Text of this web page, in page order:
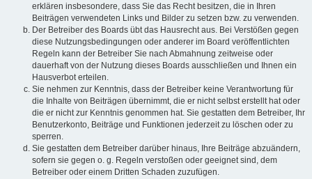
erklären insbesondere, dass Sie das Recht besitzen, die in Ihren
Beiträgen verwendeten Links und Bilder zu setzen bzw. zu verwenden.
Der Betreiber des Boards übt das Hausrecht aus. Bei Verstößen gegen
diese Nutzungsbedingungen oder anderer im Board veröffentlichten
Regeln kann der Betreiber Sie nach Abmahnung zeitweise oder
dauerhaft von der Nutzung dieses Boards ausschließen und Ihnen ein
Hausverbot erteilen.
Sie nehmen zur Kenntnis, dass der Betreiber keine Verantwortung für
die Inhalte von Beiträgen übernimmt, die er nicht selbst erstellt hat oder
die er nicht zur Kenntnis genommen hat. Sie gestatten dem Betreiber, Ihr
Benutzerkonto, Beiträge und Funktionen jederzeit zu löschen oder zu
sperren.
Sie gestatten dem Betreiber darüber hinaus, Ihre Beiträge abzuändern,
sofern sie gegen o. g. Regeln verstoßen oder geeignet sind, dem
Betreiber oder einem Dritten Schaden zuzufügen.